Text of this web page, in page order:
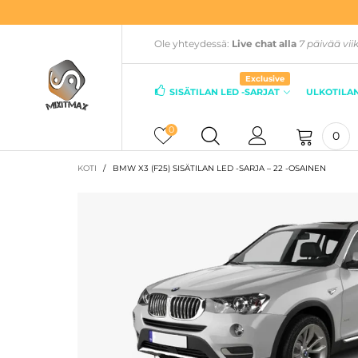
Ole yhteydessä: Live chat alla 7 päivää
SISÄTILAN LED -SARJAT
Exclusive
0 0
KOTI / BMW X3 (F25) SISÄTILAN LED -SARJA – 22 -OSAINEN